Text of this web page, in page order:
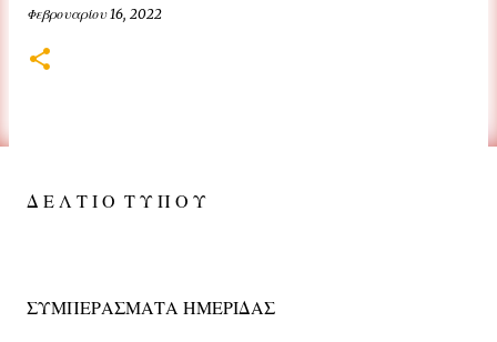
Φεβρουαρίου 16, 2022
Δ Ε Λ Τ Ι Ο Τ Υ Π Ο Υ
ΣΥΜΠΕΡΑΣΜΑΤΑ ΗΜΕΡΙΔΑΣ